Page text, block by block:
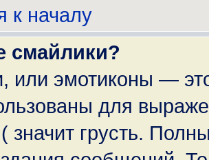
к началу
смайлики?
или эмотиконы —
для
значит грусть.